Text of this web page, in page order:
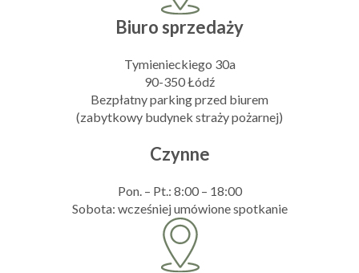
Biuro sprzedaży
Tymienieckiego 30a
90-350 Łódź
Bezpłatny parking przed biurem
(zabytkowy budynek straży pożarnej)
Czynne
Pon. – Pt.: 8:00 – 18:00
Sobota: wcześniej umówione spotkanie